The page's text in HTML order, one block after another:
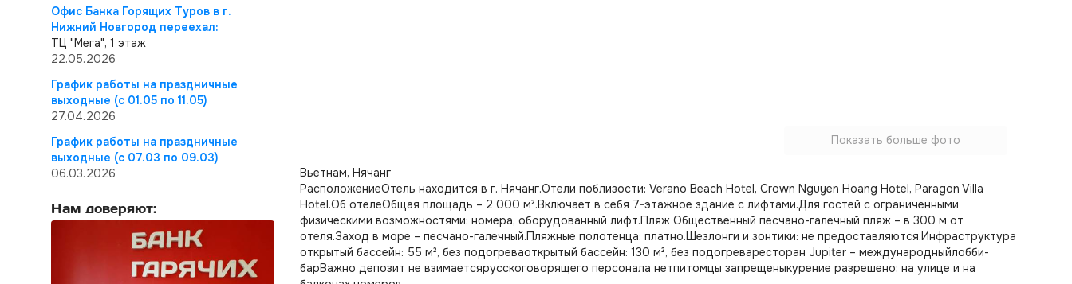
Офис Банка Горящих Туров в г.
Нижний Новгород переехал:
ТЦ "Мега", 1 этаж
22.05.2026
График работы на праздничные
выходные (с 01.05 по 11.05)
27.04.2026
График работы на праздничные
выходные (с 07.03 по 09.03)
06.03.2026
Нам доверяют:
Показать больше фото
Вьетнам, Нячанг
РасположениеОтель находится в г. Нячанг.Отели поблизости: Verano Beach Hotel, Crown Nguyen Hoang Hotel, Paragon Villa
Hotel.Об отелеОбщая площадь – 2 000 м².Включает в себя 7-этажное здание с лифтами.Для гостей с ограниченными
физическими возможностями: номера, оборудованный лифт.Пляж Общественный песчано-галечный пляж – в 300 м от
отеля.Заход в море – песчано-галечный.Пляжные полотенца: платно.Шезлонги и зонтики: не предоставляются.Инфраструктура
открытый бассейн: 55 м², без подогреваоткрытый бассейн: 130 м², без подогреваресторан Jupiter – международныйлобби-
барВажно депозит не взимаетсярусскоговорящего персонала нетпитомцы запрещеныкурение разрешено: на улице и на